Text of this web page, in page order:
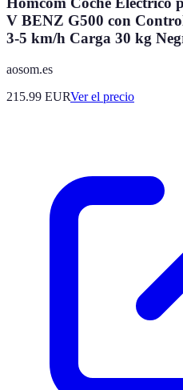
V BENZ G500 con
3-5 km/h Carga 30 kg
aosom.es
215.99 EURVer el precio